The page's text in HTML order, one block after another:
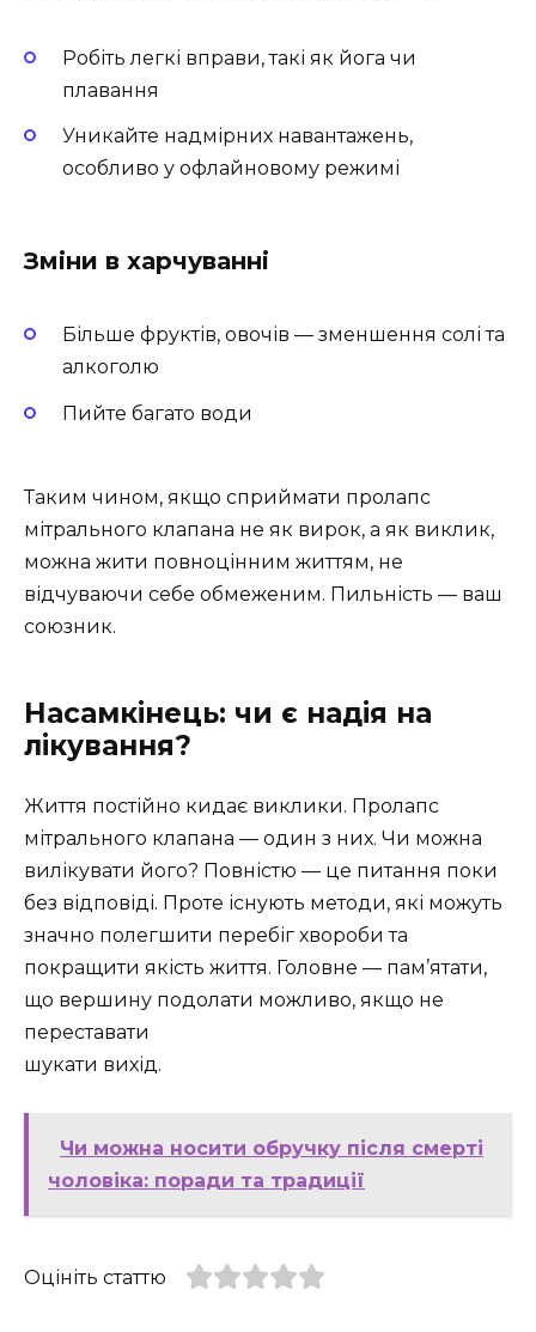
Робіть легкі вправи, такі як йога чи
плавання
Уникайте надмірних навантажень,
особливо у офлайновому режимі
Зміни в харчуванні
Більше фруктів, овочів — зменшення солі та
алкоголю
Пийте багато води
Таким чином, якщо сприймати пролапс
мітрального клапана не як вирок, а як виклик,
можна жити повноцінним життям, не
відчуваючи себе обмеженим. Пильність — ваш
союзник.
Насамкінець: чи є надія на
лікування?
Життя постійно кидає виклики. Пролапс
мітрального клапана — один з них. Чи можна
вилікувати його? Повністю — це питання поки
без відповіді. Проте існують методи, які можуть
значно полегшити перебіг хвороби та
покращити якість життя. Головне — пам’ятати,
що вершину подолати можливо, якщо не
переставати
шукати вихід.
Чи можна носити обручку після смерті
чоловіка: поради та традиції
Оцініть статтю